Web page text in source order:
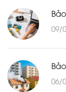
09/
06/